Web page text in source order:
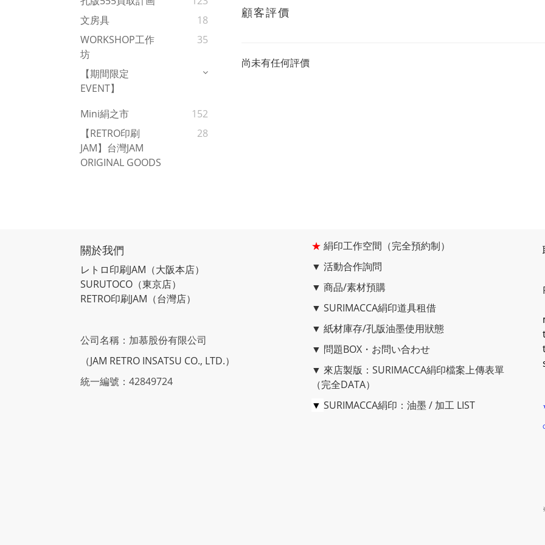
文房具
18
WORKSHOP工作
坊
35
【期間限定
EVENT】
Mini絹之市
152
【RETRO印刷
JAM】台灣JAM
ORIGINAL GOODS
28
顧客評價
尚未有任何評價
關於我們
レトロ印刷JAM （大阪本店）
SURUTOCO （東京店）
RETRO印刷JAM （台灣店）
公司名稱：加慕股份有限公司
（JAM RETRO INSATSU CO., LTD.）
統一編號：42849724
★ 絹印工作空間（完全預約制）
▼ 活動合作詢問
▼ 商品/素材預購
▼ SURIMACCA絹印道具租借
▼ 紙材庫存/孔版油墨使用狀態
▼ 問題BOX・お問い合わせ
▼ 來店製版：SURIMACCA絹印檔案上傳表單
（完全DATA）
▼ SURIMACCA絹印：油墨 / 加工 LIST